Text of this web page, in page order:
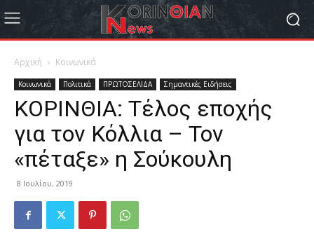
Αρχική Κοινωνικά
Κοινωνικά Πολιτικά ΠΡΩΤΟΣΕΛΙΔΑ Σημαντικές Ειδήσεις
ΚΟΡΙΝΘΙΑ: Τέλος εποχής
για τον Κόλλια – Τον
«πέταξε» η Σούκουλη
8 Ιουλίου, 2019